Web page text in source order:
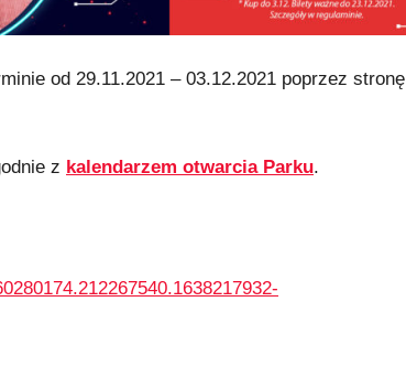
od 29.11.2021 – 03.12.2021 poprzez stronę
z kalendarzem otwarcia Parku.